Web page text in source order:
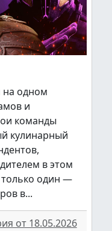
на одном
и
команды
кулинарный
в этом
только один —
в...
от 18.05.2026